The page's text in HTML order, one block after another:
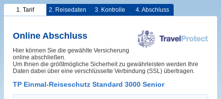
1. Tarif 2. Reisedaten 3. Kontrolle 4. Abschluss
Online Abschluss
Hier können Sie die gewählte Versicherung
online abschließen.
Um Ihnen die größtmögliche Sicherheit zu gewährleisten werden Ihre
Daten dabei über eine verschlüsselte Verbindung (SSL) übertragen.
TP Einmal-Reiseschutz Standard 3000 Senior